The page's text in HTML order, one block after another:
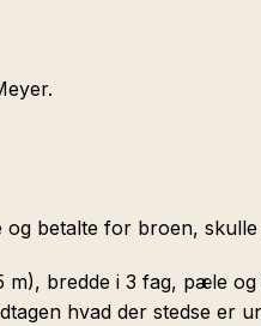
betalte for broen,
bredde i 3 fag, pæle
hvad der stedse